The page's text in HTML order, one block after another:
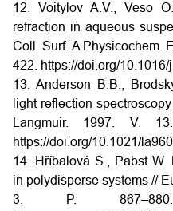
12. Voitylov A.V., Veso
refraction in aqueous
Coll. Surf. A Physicochem.
422. https://doi.org/
13. Anderson B.B.,
light reflection
Langmuir. 1997. V.
https://doi.org/10.1021/
14. Hříbalová S., Pabst W.
in polydisperse systems //
3. P. 867–880.